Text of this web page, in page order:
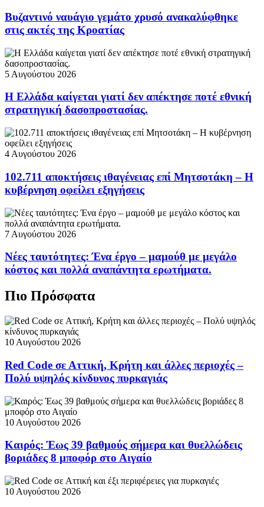
Βυζαντινό ναυάγιο γεμάτο χρυσό ανακαλύφθηκε
στις ακτές της Κροατίας
5 Αυγούστου 2026
Η Ελλάδα καίγεται γιατί δεν απέκτησε ποτέ εθνική
στρατηγική δασοπροστασίας.
4 Αυγούστου 2026
102.711 αποκτήσεις ιθαγένειας επί Μητσοτάκη – Η
κυβέρνηση οφείλει εξηγήσεις
7 Αυγούστου 2026
Νέες ταυτότητες: Ένα έργο – μαμούθ με μεγάλο
κόστος και πολλά αναπάντητα ερωτήματα.
Πιο Πρόσφατα
10 Αυγούστου 2026
Red Code σε Αττική, Κρήτη και άλλες περιοχές –
Πολύ υψηλός κίνδυνος πυρκαγιάς
10 Αυγούστου 2026
Καιρός: Έως 39 βαθμούς σήμερα και θυελλώδεις
βοριάδες 8 μποφόρ στο Αιγαίο
10 Αυγούστου 2026